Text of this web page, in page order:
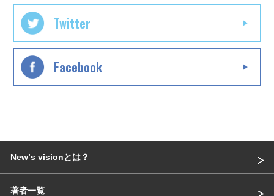
Twitter
Facebook
Newʼs visionとは？
著者一覧